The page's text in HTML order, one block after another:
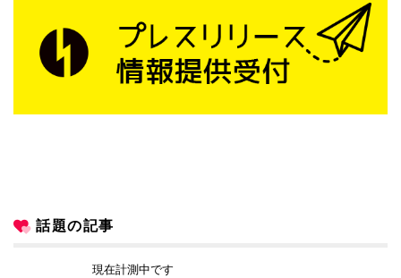
話題の記事
現在計測中です